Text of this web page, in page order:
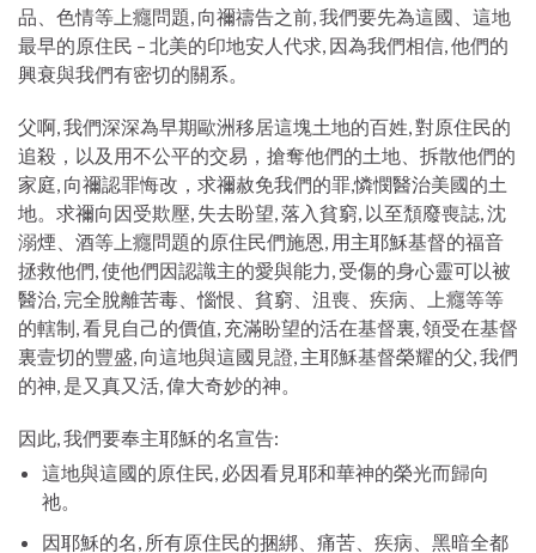
品、色情等上癮問題, 向禰禱告之前, 我們要先為這國、這地
最早的原住民 – 北美的印地安人代求, 因為我們相信, 他們的
興衰與我們有密切的關系。
父啊, 我們深深為早期歐洲移居這塊土地的百姓, 對原住民的
追殺，以及用不公平的交易，搶奪他們的土地、拆散他們的
家庭, 向禰認罪悔改，求禰赦免我們的罪,憐憫醫治美國的土
地。求禰向因受欺壓, 失去盼望, 落入貧窮, 以至頹廢喪誌, 沈
溺煙、酒等上癮問題的原住民們施恩, 用主耶穌基督的福音
拯救他們, 使他們因認識主的愛與能力, 受傷的身心靈可以被
醫治, 完全脫離苦毒、惱恨、貧窮、沮喪、疾病、上癮等等
的轄制, 看見自己的價值, 充滿盼望的活在基督裏, 領受在基督
裏壹切的豐盛, 向這地與這國見證, 主耶穌基督榮耀的父, 我們
的神, 是又真又活, 偉大奇妙的神。
因此, 我們要奉主耶穌的名宣告:
這地與這國的原住民, 必因看見耶和華神的榮光而歸向
祂。
因耶穌的名, 所有原住民的捆綁、痛苦、疾病、黑暗全都